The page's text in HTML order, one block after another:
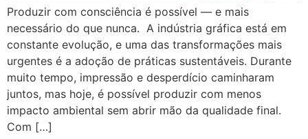
Produzir com consciência é possível — e mais
necessário do que nunca. A indústria gráfica está em
constante evolução, e uma das transformações mais
urgentes é a adoção de práticas sustentáveis. Durante
muito tempo, impressão e desperdício caminharam
juntos, mas hoje, é possível produzir com menos
impacto ambiental sem abrir mão da qualidade final.
Com […]